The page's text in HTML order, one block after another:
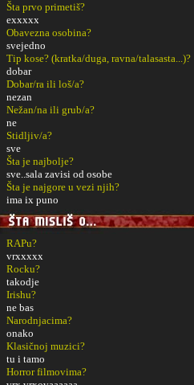
Šta prvo primetiš?
exxxxx
Obavezna osobina?
svejedno
Tip kose? (kratka/duga, ravna/talasasta...)?
dobar
Dobar/ra ili loš/a?
nezan
Nežan/na ili grub/a?
ne
Stidljiv/a?
sve
Šta je najbolje?
sve..sala zavisi od osobe
Šta je najgore u vezi njih?
ima ix puno
RAPu?
vrxxxxx
Rocku?
takodje
Irishu?
ne bas
Narodnjacima?
onako
Klasičnoj muzici?
tu i tamo
Horror filmovima?